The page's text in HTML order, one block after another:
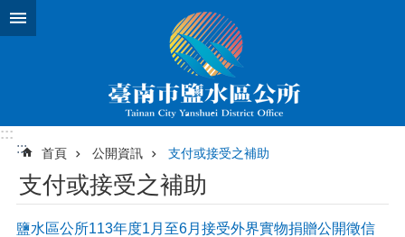
跳到主要內容區塊
:::
:::
首頁 公開資訊 支付或接受之補助
支付或接受之補助
鹽水區公所113年度1月至6月接受外界實物捐贈公開徵信